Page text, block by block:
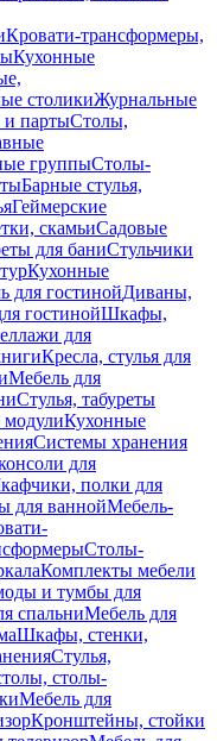
Кровати-трансформеры,
Кухонные
столикиЖурнальные
и партыСтолы,
группыСтолы-
Барные стулья,
Геймерские
скамьиСадовые
для баниСтульчики
Кухонные
для гостинойДиваны,
гостинойШкафы,
для
Кресла, стулья для
Мебель для
Стулья, табуреты
Кухонные
Системы хранения
для
полки для
для ваннойМебель-
Столы-
Комплекты мебели
и тумбы для
спальниМебель для
Шкафы, стенки,
Стулья,
столы-
Мебель для
Кронштейны, стойки